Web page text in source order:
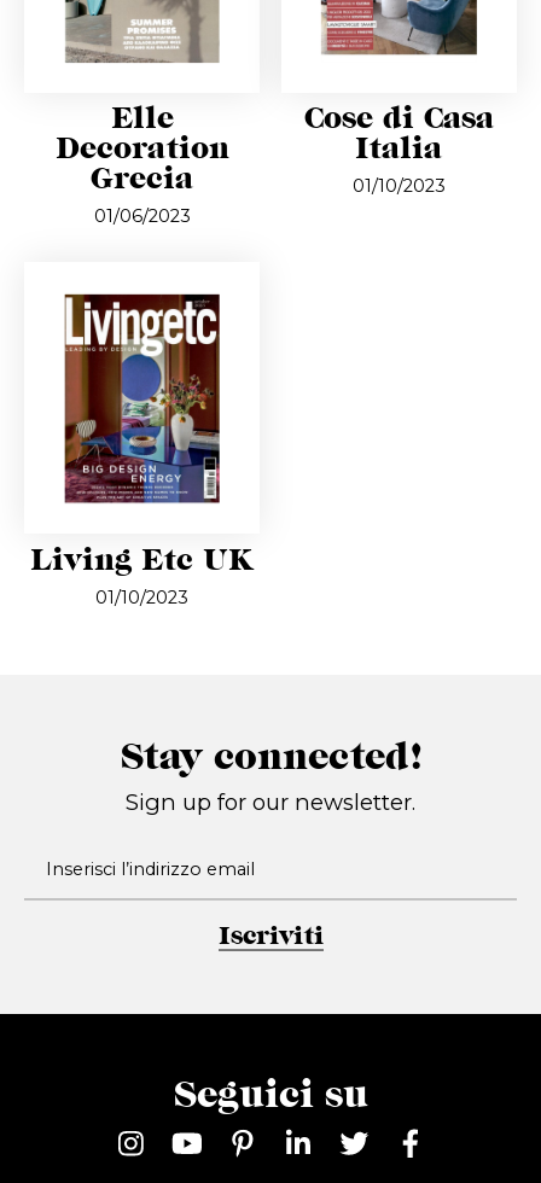
Elle
Decoration
Grecia
01/06/2023
Cose di Casa
Italia
01/10/2023
Living Etc UK
01/10/2023
Stay connected!
Sign up for our newsletter.
Iscriviti
Seguici su